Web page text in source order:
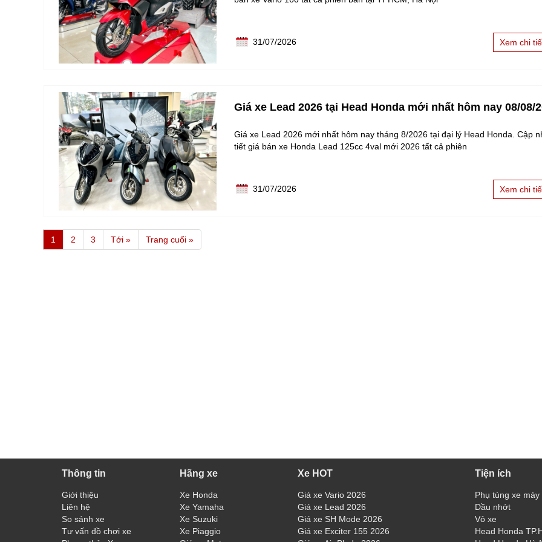
Xem chi
31/07/2026
Giá xe Lead 2026 tại Head Honda mới nhất hôm nay 08/08/
Giá xe Lead 2026 mới nhất hôm nay tháng 8/2026 tại đại lý Head Honda. Cập
tiết giá bán xe Honda Lead 125cc 4val mới 2026 tất cả phiên
Xem chi
31/07/2026
1 2 3 Tới » Trang cuối »
Thông tin
Giới thiệu
Liên hệ
So sánh xe
Tư vấn đồ chơi xe
Hãng xe
Xe Honda
Xe Yamaha
Xe Suzuki
Xe Piaggio
Xe HOT
Giá xe Vario 2026
Giá xe Lead 2026
Giá xe SH Mode 2026
Giá xe Exciter 155 2026
Tiện ích
Phụ tùng xe máy
Dầu nhớt
Vỏ xe
Head Honda